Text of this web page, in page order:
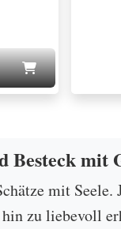
Besteck mit
mit
zu liebevoll